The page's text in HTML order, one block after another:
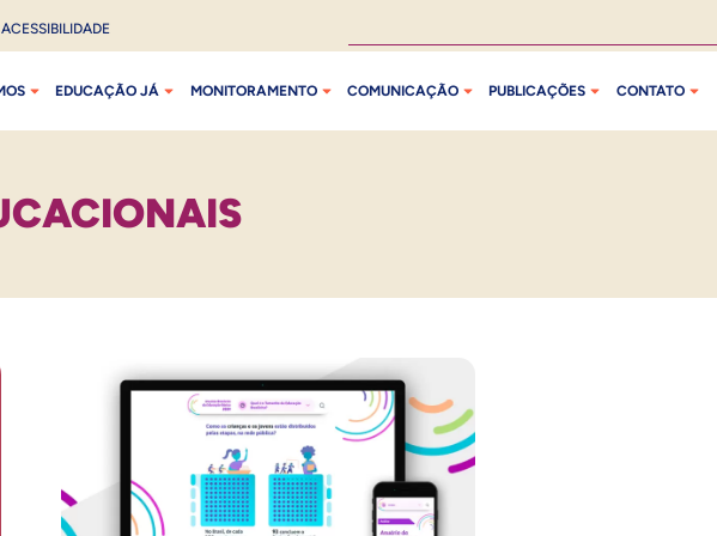
ACESSIBILIDADE
EDUCAÇÃO JÁ MONITORAMENTO COMUNICAÇÃO PUBLICAÇÕES CONTATO